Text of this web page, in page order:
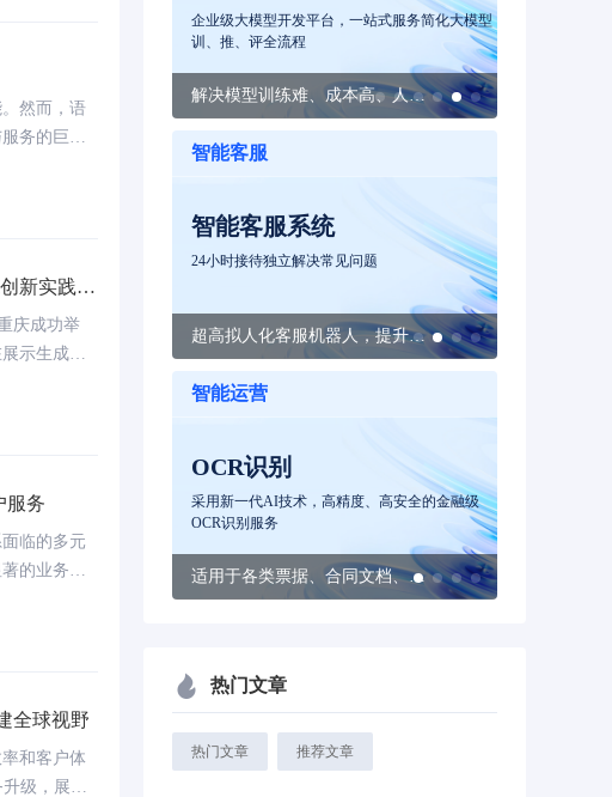
然而，语
务的巨大
功能，为
新实践大
庆成功举
示生成式A
齐聚一
服务
临的多元
的业务增
例，引领
全球视野
和客户体
级，展现
企业级大模型开发平台，一站式服务简化大模型
训、推、评全流程
解决模型训练难、成本高、人才短缺等难题
智能客服
智能客服系统
24小时接待独立解决常见问题
超高拟人化客服机器人，提升客户满意度
智能运营
、保险双录、信贷面签
为金融行业提供音视频能力解决方案
OCR识别
采用新一代AI技术，高精度、高安全的金融级
OCR识别服务
适用于各类票据、合同文档、身份验证、交通等80+文字识别场景
热门文章
热门文章 推荐文章